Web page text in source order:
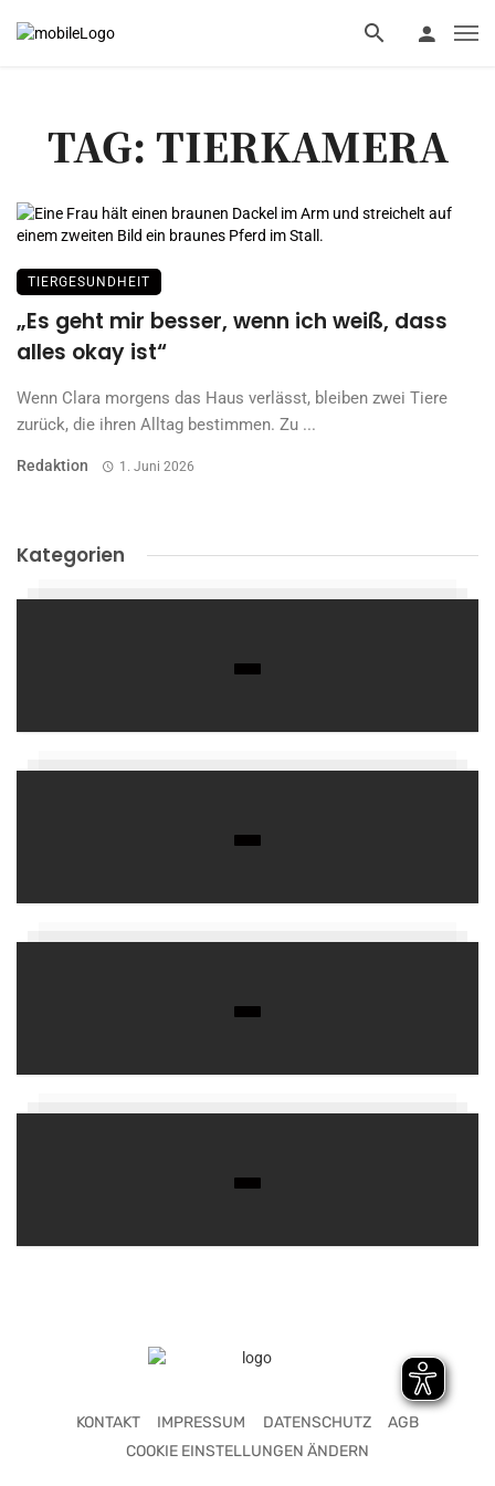
TAG: TIERKAMERA
TIERGESUNDHEIT
„Es geht mir besser, wenn ich weiß, dass
alles okay ist“
Wenn Clara morgens das Haus verlässt, bleiben zwei Tiere
zurück, die ihren Alltag bestimmen. Zu ...
Redaktion 1. Juni 2026
Kategorien
KONTAKT IMPRESSUM DATENSCHUTZ
AGB
COOKIE EINSTELLUNGEN ÄNDERN